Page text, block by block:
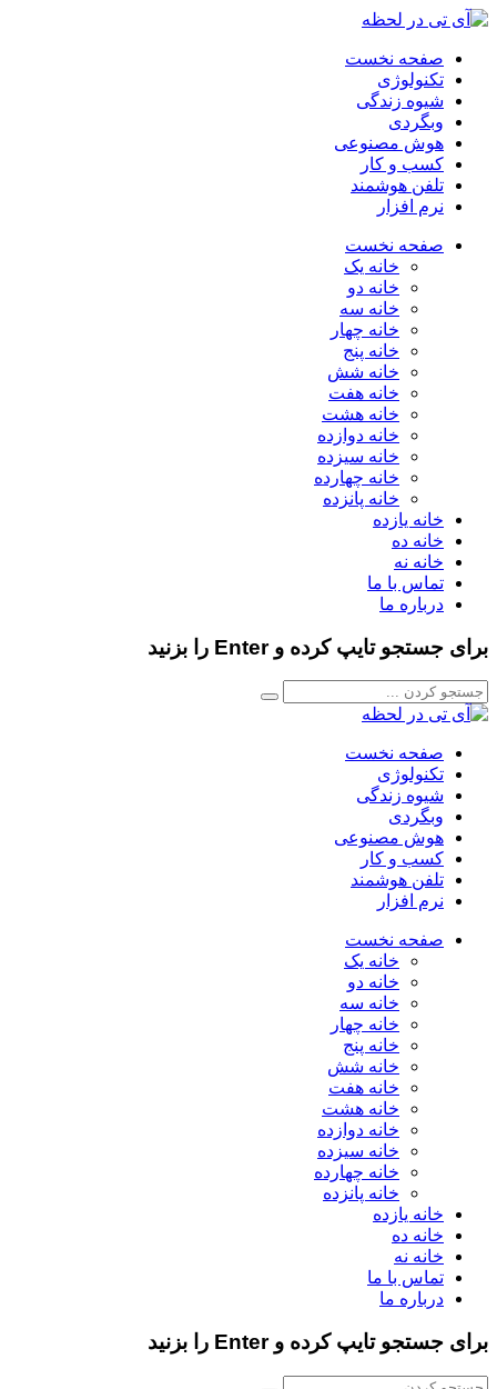
صفحه نخست
تکنولوژی
شیوه زندگی
وبگردی
هوش مصنوعی
کسب و کار
تلفن هوشمند
نرم افزار
صفحه نخست
خانه یک
خانه دو
خانه سه
خانه چهار
خانه پنج
خانه شش
خانه هفت
خانه هشت
خانه دوازده
خانه سیزده
خانه چهارده
خانه پانزده
خانه یازده
خانه ده
خانه نه
تماس با ما
درباره ما
برای جستجو تایپ کرده و Enter را بزنید
صفحه نخست
تکنولوژی
شیوه زندگی
وبگردی
هوش مصنوعی
کسب و کار
تلفن هوشمند
نرم افزار
صفحه نخست
خانه یک
خانه دو
خانه سه
خانه چهار
خانه پنج
خانه شش
خانه هفت
خانه هشت
خانه دوازده
خانه سیزده
خانه چهارده
خانه پانزده
خانه یازده
خانه ده
خانه نه
تماس با ما
درباره ما
برای جستجو تایپ کرده و Enter را بزنید